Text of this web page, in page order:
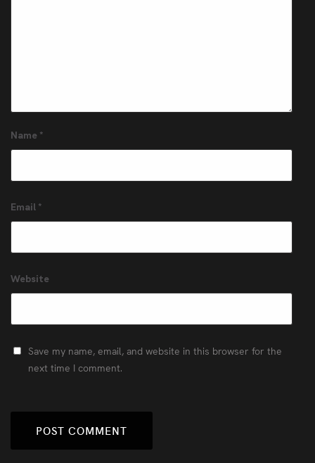
Name *
Email *
Website
Save my name, email, and website in this browser for the
next time I comment.